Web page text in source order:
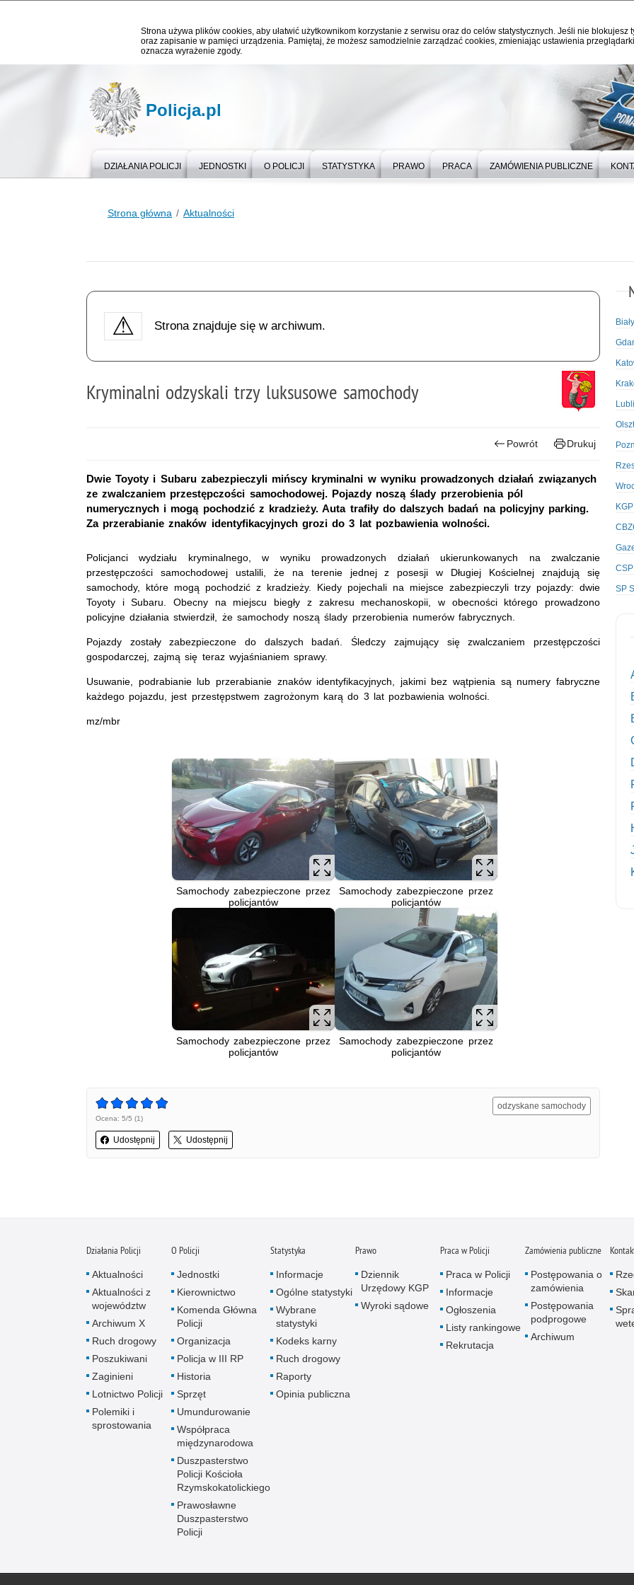
Strona używa plików cookies, aby ułatwić użytkownikom korzystanie z serwisu oraz do celów statystycznych. Jeśli nie blokujesz
oraz zapisanie w pamięci urządzenia. Pamiętaj, że możesz samodzielnie zarządzać cookies, zmieniając ustawienia
oznacza wyrażenie zgody.
Policja.pl
DZIAŁANIA POLICJI JEDNOSTKI O POLICJI STATYSTYKA PRAWO PRACA ZAMÓWIENIA PUBLICZNE
Strona główna Aktualności
Strona znajduje się w archiwum.
Kryminalni odzyskali trzy luksusowe samochody
Powrót Drukuj
Dwie Toyoty i Subaru zabezpieczyli mińscy kryminalni w wyniku prowadzonych działań związanych
ze zwalczaniem przestępczości samochodowej. Pojazdy noszą ślady przerobienia pól
numerycznych i mogą pochodzić z kradzieży. Auta trafiły do dalszych badań na policyjny parking.
Za przerabianie znaków identyfikacyjnych grozi do 3 lat pozbawienia wolności.
Policjanci wydziału kryminalnego, w wyniku prowadzonych działań ukierunkowanych na zwalczanie
przestępczości samochodowej ustalili, że na terenie jednej z posesji w Długiej Kościelnej znajdują się
samochody, które mogą pochodzić z kradzieży. Kiedy pojechali na miejsce zabezpieczyli trzy pojazdy: dwie
Toyoty i Subaru. Obecny na miejscu biegły z zakresu mechanoskopii, w obecności którego prowadzono
policyjne działania stwierdził, że samochody noszą ślady przerobienia numerów fabrycznych.
Pojazdy zostały zabezpieczone do dalszych badań. Śledczy zajmujący się zwalczaniem przestępczości
gospodarczej, zajmą się teraz wyjaśnianiem sprawy.
Usuwanie, podrabianie lub przerabianie znaków identyfikacyjnych, jakimi bez wątpienia są numery fabryczne
każdego pojazdu, jest przestępstwem zagrożonym karą do 3 lat pozbawienia wolności.
mz/mbr
Samochody zabezpieczone przez
policjantów
Samochody zabezpieczone przez
policjantów
Samochody zabezpieczone przez
policjantów
Samochody zabezpieczone przez
policjantów
Ocena: 5/5 (1)
Udostępnij Udostępnij
odzyskane samochody
KGP
SP
Działania Policji
Aktualności
Aktualności z
województw
Archiwum X
Ruch drogowy
Poszukiwani
Zaginieni
Lotnictwo Policji
Polemiki i
sprostowania
O Policji
Jednostki
Kierownictwo
Komenda Główna
Policji
Organizacja
Policja w III RP
Historia
Sprzęt
Umundurowanie
Współpraca
międzynarodowa
Duszpasterstwo
Policji Kościoła
Rzymskokatolickiego
Prawosławne
Duszpasterstwo
Policji
Statystyka
Informacje
Ogólne statystyki
Wybrane
statystyki
Kodeks karny
Ruch drogowy
Raporty
Opinia publiczna
Prawo
Dziennik
Urzędowy KGP
Wyroki sądowe
Praca w Policji
Praca w Policji
Informacje
Ogłoszenia
Listy rankingowe
Rekrutacja
Zamówienia publiczne
Postępowania o
zamówienia
Postępowania
podprogowe
Archiwum